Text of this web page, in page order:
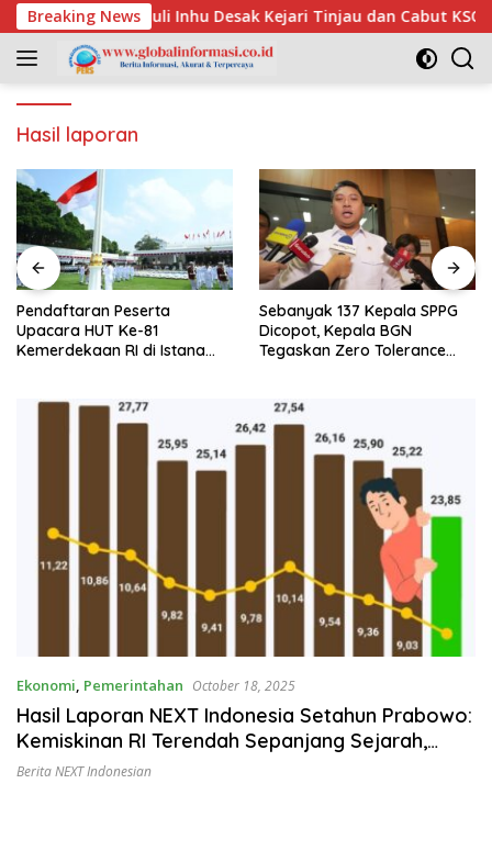
Skip
to
content
Breaking News
Pemuda Peduli Inhu Desak Kejari Tinjau dan Cabut KSO PT
Hasil laporan
Pendaftaran Peserta
Upacara HUT Ke-81
Kemerdekaan RI di Istana
Sebanyak 137 Kepala SPPG
Dicopot, Kepala BGN
Tegaskan Zero Tolerance
Ekonomi, Pemerintahan October 18, 2025
Hasil Laporan NEXT Indonesia Setahun Prabowo:
Kemiskinan RI Terendah Sepanjang Sejarah,
Pengangguran Menurun Tajam
Berita NEXT Indonesian